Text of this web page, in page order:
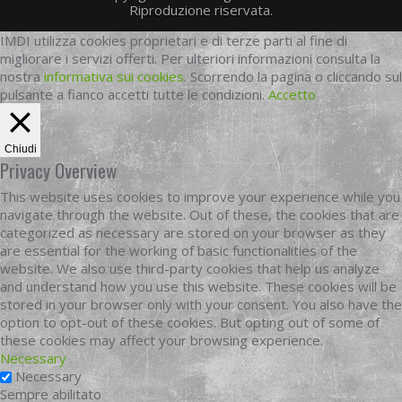
Riproduzione riservata.
IMDI utilizza cookies proprietari e di terze parti al fine di
migliorare i servizi offerti. Per ulteriori informazioni consulta la
nostrainformativa sui cookies. Scorrendo la pagina o cliccando sul
pulsante a fianco accetti tutte le condizioni.Accetto
Chiudi
Privacy Overview
This website uses cookies to improve your experience while you
navigate through the website. Out of these, the cookies that are
categorized as necessary are stored on your browser as they
are essential for the working of basic functionalities of the
website. We also use third-party cookies that help us analyze
and understand how you use this website. These cookies will be
stored in your browser only with your consent. You also have the
option to opt-out of these cookies. But opting out of some of
these cookies may affect your browsing experience.
Necessary
Necessary
Sempre abilitato